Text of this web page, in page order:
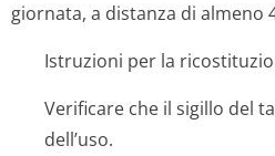
giornata, a distanza di almeno
Istruzioni per la
Verificare che il sigillo del
dell’uso.